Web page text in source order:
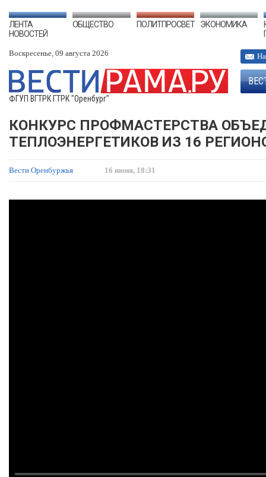
ЛЕНТА
НОВОСТЕЙ
ОБЩЕСТВО ПОЛИТПРОСВЕТ ЭКОНОМИКА
Воскресенье, 09 августа 2026
ФГУП ВГТРК ГТРК "Оренбург"
КОНКУРС ПРОФМАСТЕРСТВА
ТЕПЛОЭНЕРГЕТИКОВ ИЗ 16
Вести Оренбуржья 16 июня, 18:31